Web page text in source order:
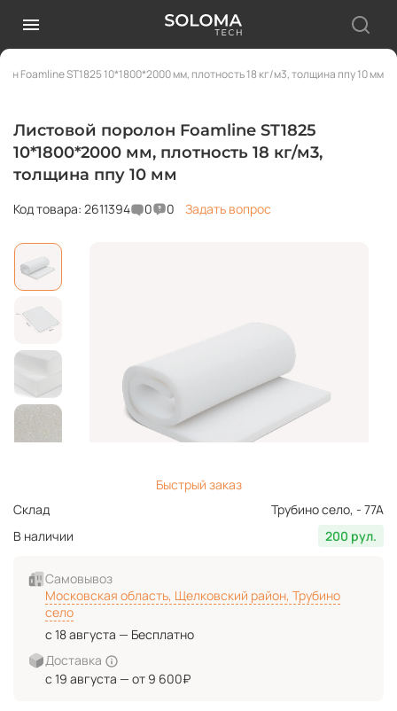
Foamline ST1825 10*1800*2000 мм, плотность 18 кг/м3, толщина ппу 10 мм
Листовой поролон Foamline ST1825
10*1800*2000 мм, плотность 18 кг/м3,
толщина ппу 10 мм
Код товара: 2611394 0 0 Задать вопрос
Быстрый заказ
Склад
Трубино село, - 77А
В наличии
200 рул.
Самовывоз
Московская область, Щелковский район, Трубино
село
с 18 августа — Бесплатно
Доставка
с 19 августа — от 9 600₽